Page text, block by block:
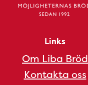
Links
Om Liba Bröd
Kontakta oss